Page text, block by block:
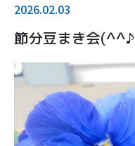
2026.02.03
節分豆まき会(^^♪